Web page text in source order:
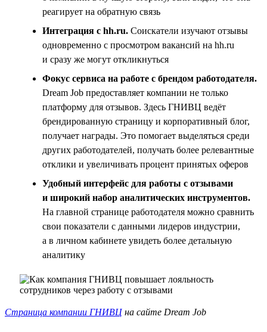
реагирует на обратную связь
Интеграция с hh.ru. Соискатели изучают отзывы
одновременно с просмотром вакансий на hh.ru
и сразу же могут откликнуться
Фокус сервиса на работе с брендом работодателя.
Dream Job предоставляет компании не только
платформу для отзывов. Здесь ГНИВЦ ведёт
брендированную страницу и корпоративный блог,
получает награды. Это помогает выделяться среди
других работодателей, получать более релевантные
отклики и увеличивать процент принятых оферов
Удобный интерфейс для работы с отзывами
и широкий набор аналитических инструментов.
На главной странице работодателя можно сравнить
свои показатели с данными лидеров индустрии,
а в личном кабинете увидеть более детальную
аналитику
Страница компании ГНИВЦна сайте Dream Job